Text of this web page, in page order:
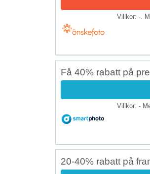
Villkor: -.
Få 40% rabatt på
Villkor: -
20-40% rabatt på